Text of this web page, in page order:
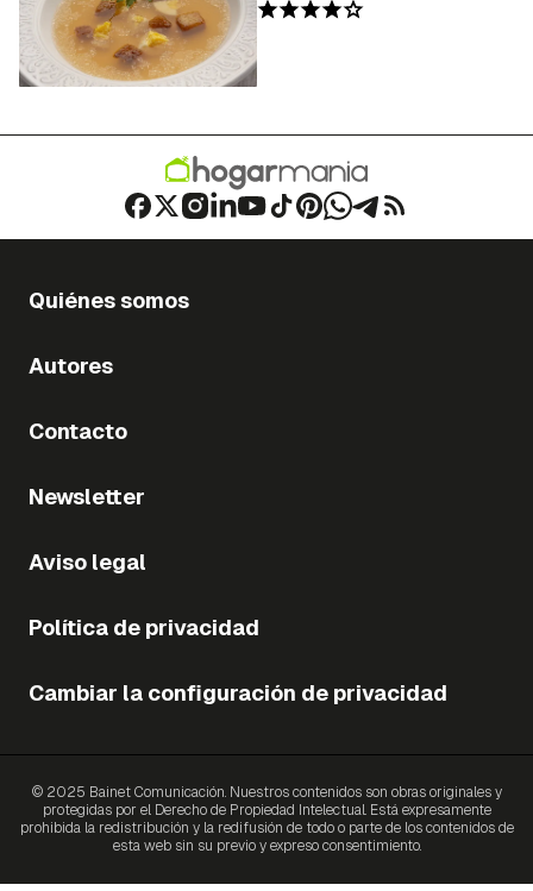
Quiénes somos
Autores
Contacto
Newsletter
Aviso legal
Política de privacidad
Cambiar la configuración de privacidad
© 2025 Bainet Comunicación. Nuestros contenidos son obras originales y
protegidas por el Derecho de Propiedad Intelectual. Está expresamente
prohibida la redistribución y la redifusión de todo o parte de los contenidos de
esta web sin su previo y expreso consentimiento.